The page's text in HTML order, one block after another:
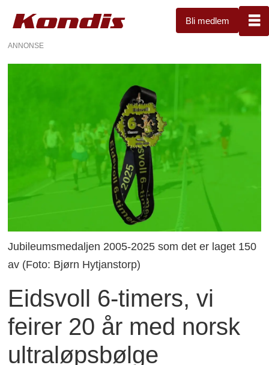
Bli medlem
ANNONSE
Jubileumsmedaljen 2005-2025 som det er laget 150
av (Foto: Bjørn Hytjanstorp)
Eidsvoll 6-timers, vi
feirer 20 år med norsk
ultraløpsbølge